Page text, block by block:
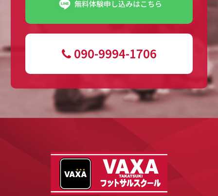
無料体験申し込みはこちら
090-9994-1706